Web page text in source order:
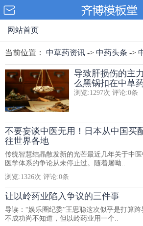
网站首页
当前位置： 中草药资讯 -> 中药头条 ->
导致肝损伤的主
么黑锅扣在中草
浏览:1297次 评论:0条
不要妄谈中医无用！日本从中国买
往世界各地
传统智慧结晶散发新的光芒最近几年关于中
医学体系的争论从未停止过。随着屠呦..
浏览:1326次 评论:0条
让以岭药业陷入争议的三件事
导读：“娱乐圈纪委”王思聪这次似乎是打算
不成功尚不知道，但以岭药业用一个..